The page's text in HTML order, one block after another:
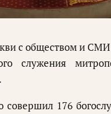
с обществом и
служения
совершил 176